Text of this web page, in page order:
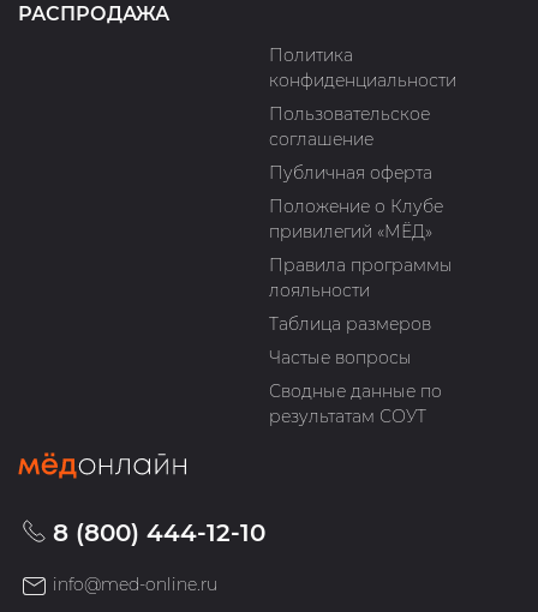
РАСПРОДАЖА
Политика
конфиденциальности
Пользовательское
соглашение
Публичная оферта
Положение о Клубе
привилегий «МЁД»
Правила программы
лояльности
Таблица размеров
Частые вопросы
Сводные данные по
результатам СОУТ
8 (800) 444-12-10
info@med-online.ru